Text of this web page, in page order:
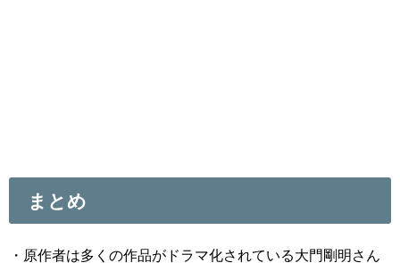
まとめ
・原作者は多くの作品がドラマ化されている大門剛明さん